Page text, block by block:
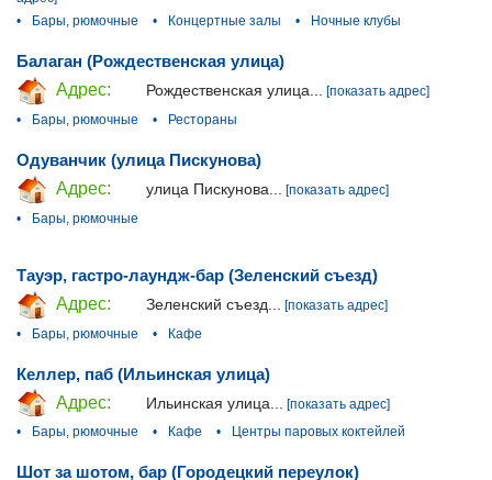
•
Бары, рюмочные • Концертные залы • Ночные клубы
Балаган (Рождественская улица)
Адрес:
Рождественская улица... [показать адрес]
•
Бары, рюмочные • Рестораны
Одуванчик (улица Пискунова)
Адрес:
улица Пискунова...
[показать адрес]
•
Бары, рюмочные
Тауэр, гастро-лаундж-бар (Зеленский съезд)
Адрес:
Зеленский съезд...
[показать адрес]
•
Бары, рюмочные • Кафе
Келлер, паб (Ильинская улица)
Адрес:
Ильинская улица...
[показать адрес]
•
Бары, рюмочные • Кафе • Центры паровых коктейлей
Шот за шотом, бар (Городецкий переулок)